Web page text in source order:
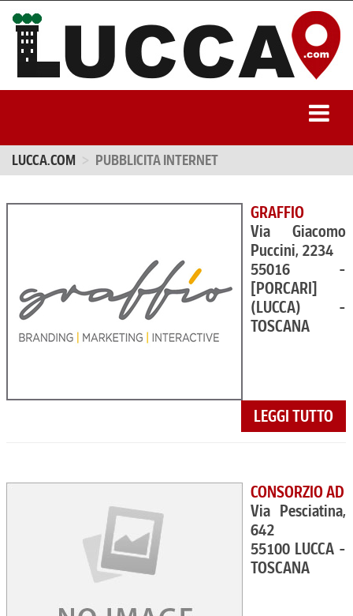
LUCCA.COM PUBBLICITA INTERNET
GRAFFIO
Via Giacomo
Puccini, 2234
55016 -
[PORCARI]
(LUCCA) -
TOSCANA
LEGGI TUTTO
CONSORZIO AD
Via Pesciatina,
642
55100 LUCCA -
TOSCANA